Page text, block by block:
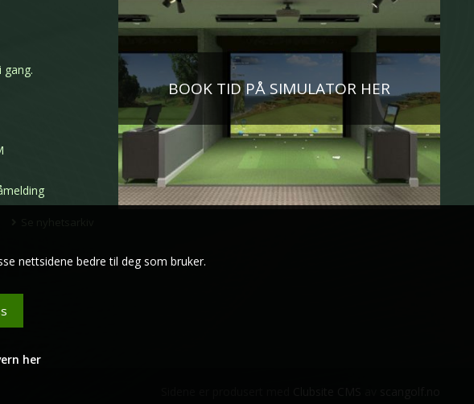
gang.
BOOK TID PÅ SIMULATOR HER
nettsidene bedre til deg som bruker.
her